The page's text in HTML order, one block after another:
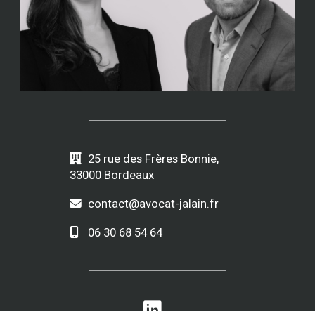
25 rue des Frères Bonnie,
33000 Bordeaux
contact@avocat-jalain.fr
06 30 68 54 64